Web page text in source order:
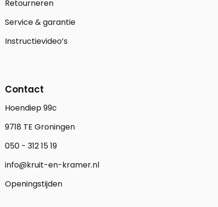
Retourneren
Service & garantie
Instructievideo’s
Contact
Hoendiep 99c
9718 TE Groningen
050 - 312 15 19
info@kruit-en-kramer.nl
Openingstijden